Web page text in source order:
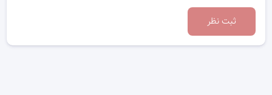
ثبت نظر